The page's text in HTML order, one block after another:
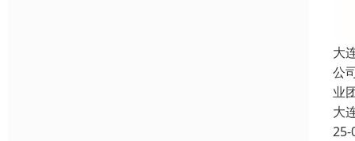
大
公
业
大
25-